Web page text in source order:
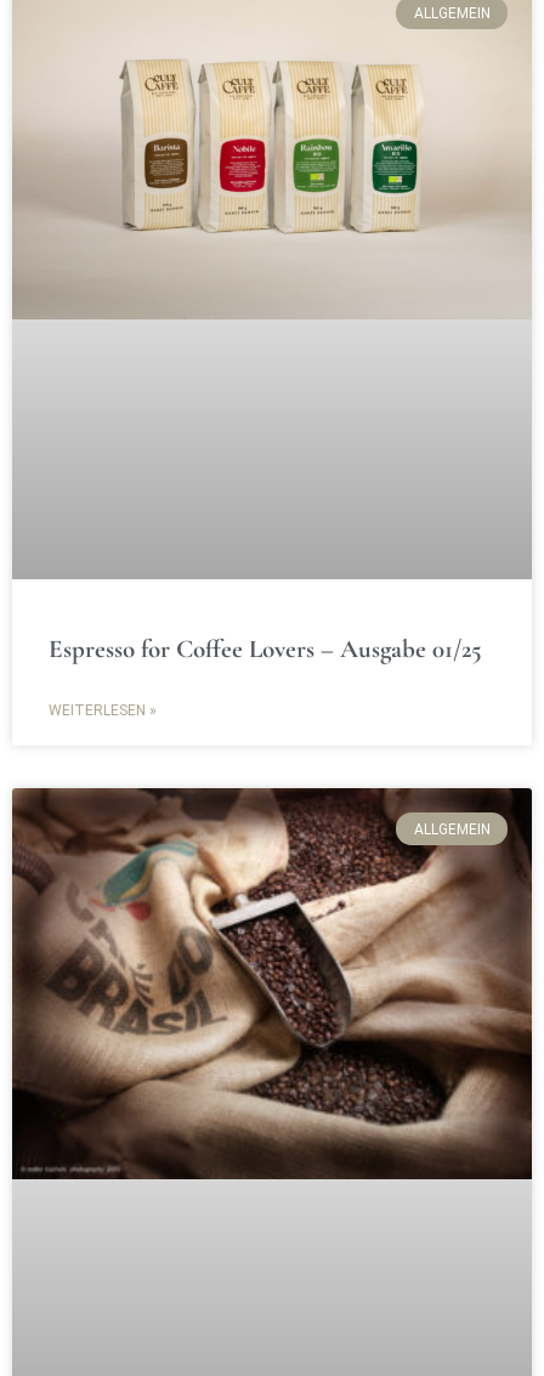
ALLGEMEIN
Espresso for Coffee Lovers – Ausgabe 01/25
WEITERLESEN »
ALLGEMEIN